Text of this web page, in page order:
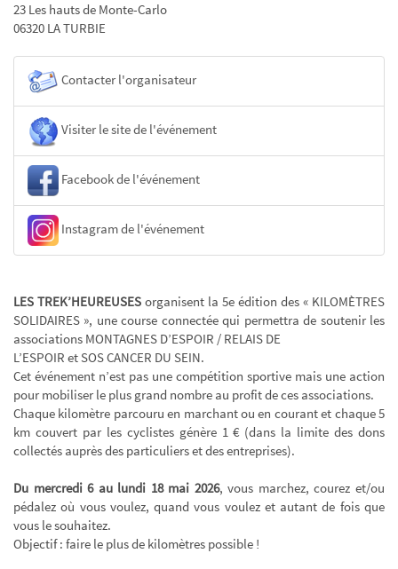
23 Les hauts de Monte-Carlo
06320 LA TURBIE
Contacter l'organisateur
Visiter le site de l'événement
Facebook de l'événement
Instagram de l'événement
LES TREK’HEUREUSES organisent la 5e édition des « KILOMÈTRES
SOLIDAIRES », une course connectée qui permettra de soutenir les
associations MONTAGNES D’ESPOIR / RELAIS DE
L’ESPOIR et SOS CANCER DU SEIN.
Cet événement n’est pas une compétition sportive mais une action
pour mobiliser le plus grand nombre au profit de ces associations.
Chaque kilomètre parcouru en marchant ou en courant et chaque 5
km couvert par les cyclistes génère 1 € (dans la limite des dons
collectés auprès des particuliers et des entreprises).
Du mercredi 6 au lundi 18 mai 2026, vous marchez, courez et/ou
pédalez où vous voulez, quand vous voulez et autant de fois que
vous le souhaitez.
Objectif : faire le plus de kilomètres possible !